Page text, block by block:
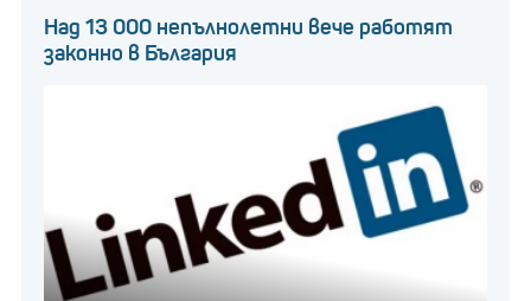
Над 13 000 непълнолетни вече работят
законно в България